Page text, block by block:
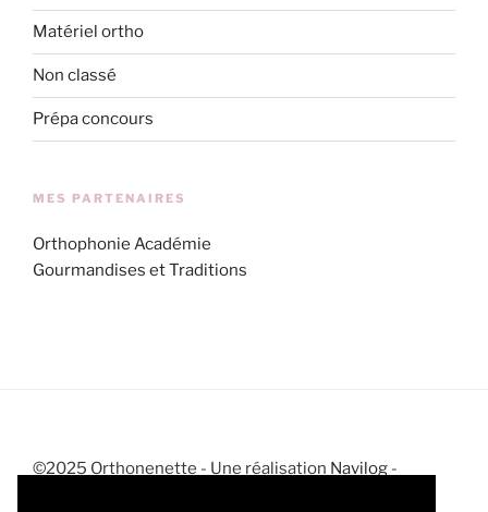
Matériel ortho
Non classé
Prépa concours
MES PARTENAIRES
Orthophonie Académie
Gourmandises et Traditions
©2025 Orthonenette - Une réalisation Navilog -